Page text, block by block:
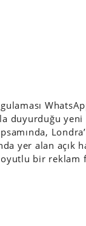
duyurduğu yeni
yer alan açık
bir reklam